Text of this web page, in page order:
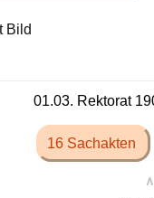
Bild
01.03. Rektorat
16 Sachakten
∧